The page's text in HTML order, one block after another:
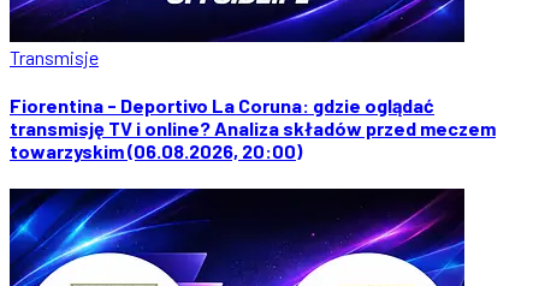
Transmisje
Fiorentina - Deportivo La Coruna: gdzie oglądać
transmisję TV i online? Analiza składów przed meczem
towarzyskim (06.08.2026, 20:00)